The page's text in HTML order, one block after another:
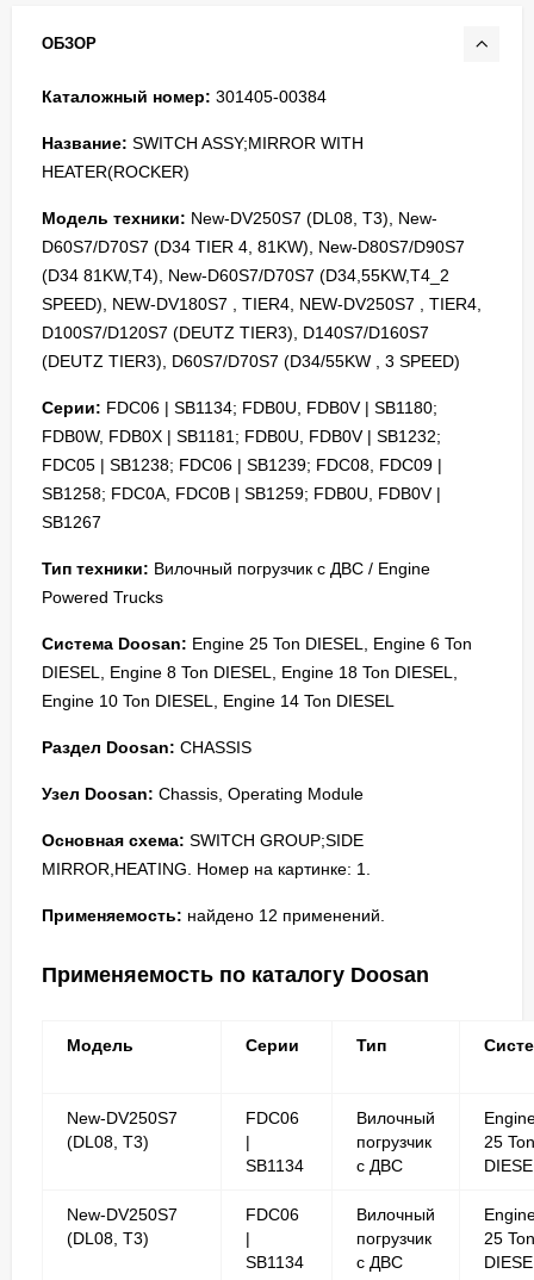
ОБЗОР
Каталожный номер: 301405-00384
Название: SWITCH ASSY;MIRROR WITH
HEATER(ROCKER)
Модель техники: New-DV250S7 (DL08, T3), New-
D60S7/D70S7 (D34 TIER 4, 81KW), New-D80S7/D90S7
(D34 81KW,T4), New-D60S7/D70S7 (D34,55KW,T4_2
SPEED), NEW-DV180S7 , TIER4, NEW-DV250S7 , TIER4,
D100S7/D120S7 (DEUTZ TIER3), D140S7/D160S7
(DEUTZ TIER3), D60S7/D70S7 (D34/55KW , 3 SPEED)
Серии: FDC06 | SB1134; FDB0U, FDB0V | SB1180;
FDB0W, FDB0X | SB1181; FDB0U, FDB0V | SB1232;
FDC05 | SB1238; FDC06 | SB1239; FDC08, FDC09 |
SB1258; FDC0A, FDC0B | SB1259; FDB0U, FDB0V |
SB1267
Тип техники: Вилочный погрузчик с ДВС / Engine
Powered Trucks
Система Doosan: Engine 25 Ton DIESEL, Engine 6 Ton
DIESEL, Engine 8 Ton DIESEL, Engine 18 Ton DIESEL,
Engine 10 Ton DIESEL, Engine 14 Ton DIESEL
Раздел Doosan: CHASSIS
Узел Doosan: Chassis, Operating Module
Основная схема: SWITCH GROUP;SIDE
MIRROR,HEATING. Номер на картинке: 1.
Применяемость: найдено 12 применений.
Применяемость по каталогу Doosan
Модель Серии Тип
New-DV250S7
(DL08, T3)
FDC06
|
SB1134
Вилочный
погрузчик
с ДВС
25 Ton
New-DV250S7
(DL08, T3)
FDC06
|
SB1134
Вилочный
погрузчик
с ДВС
25 Ton